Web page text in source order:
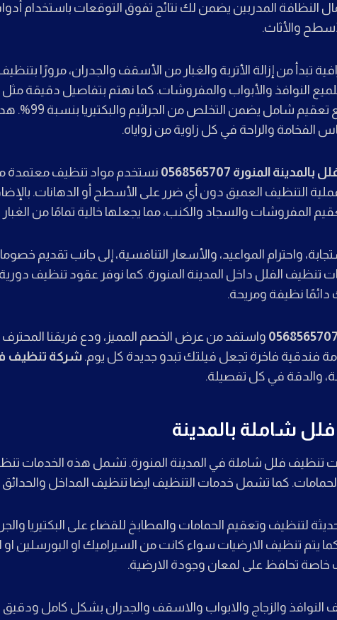
النظافة المدربين يضمن لك نتائج تفوق التوقعات باستخدام
والأثاث.
تبدأ من إزالة الأتربة والغبار من الأسقف والجدران، مرورًا
النوافذ والأبواب والمفروشات. كما نهتم بتفاصيل دقيقة
والمطابخ، والحمامات،
الفخامة والراحة في كل زاوية من زواياه.
المنورة 0568565707
نستخدم مواد تنظيف معتمدة
التنظيف العميق دون أي ضرر على الأسطح أو الدهانات.
المفروشات والسجاد والكنب، مما يجعلها خالية تمامًا من
واحترام المواعيد، والأسعار التنافسية، إلى جانب تقديم
تنظيف الفلل داخل المدينة المنورة. كما نوفر عقود تنظيف
دائمًا نظيفة ومريحة.
0568565707 واستفد من عرض الخصم المميز، ودع فريقنا المحترف
فندقية فاخرة تجعل فيلتك تبدو جديدة كل يوم. شركة تنظيف
والدقة في كل تفصيلة.
شاملة بالمدينة
تنظيف فلل شاملة في المدينة المنورة. تشمل هذه الخدمات
كما تشمل خدمات التنظيف ايضا تنظيف المداخل والحدائق
لتنظيف وتعقيم الحمامات والمطابخ للقضاء على البكتيريا
يتم تنظيف الارضيات سواء كانت من السيراميك او البورسلين او
خاصة تحافظ على لمعان وجودة الارضية.
النوافذ والزجاج والابواب والاسقف والجدران بشكل كامل ودقيق